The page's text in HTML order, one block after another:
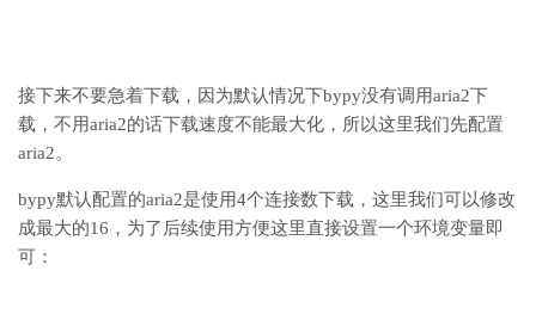
接下来不要急着下载，因为默认情况下bypy没有调用aria2下
载，不用aria2的话下载速度不能最大化，所以这里我们先配置
aria2。
bypy默认配置的aria2是使用4个连接数下载，这里我们可以修改
成最大的16，为了后续使用方便这里直接设置一个环境变量即
可：